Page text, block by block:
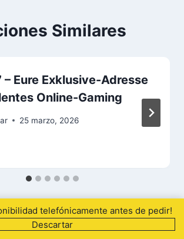
telefónicamente antes de pedir!
Descartar
Similares
– Eure Exklusive-Adresse
Online-Gaming
25 marzo, 2026